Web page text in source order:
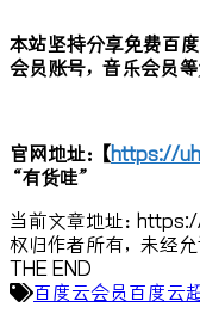
本站坚持分享免费百
会员账号，音乐会员
官网地址：【https://
“有货哇”
当前文章地址：
权归作者所有，未经允
THE END
百度云会员 百度云